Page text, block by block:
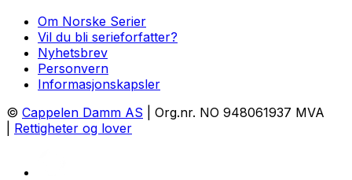
Om Norske Serier
Vil du bli serieforfatter?
Nyhetsbrev
Personvern
Informasjonskapsler
© Cappelen Damm AS | Org.nr. NO 948061937 MVA
Rettigheter og lover